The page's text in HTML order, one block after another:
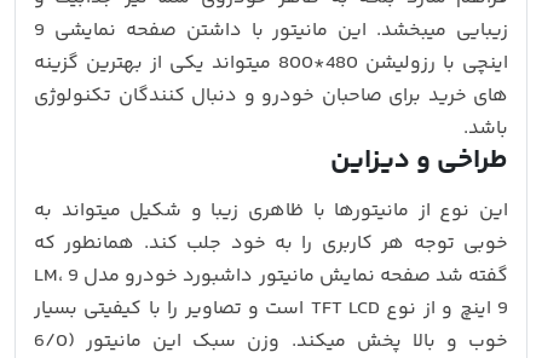
زیبایی میبخشد. این مانیتور با داشتن صفحه نمایشی 9
اینچی با رزولیشن 480*800 میتواند یکی از بهترین گزینه
های خرید برای صاحبان خودرو و دنبال کنندگان تکنولوژی
باشد.
طراخی و دیزاین
این نوع از مانیتورها با ظاهری زیبا و شکیل میتواند به
خوبی توجه هر کاربری را به خود جلب کند. همانطور که
گفته شد صفحه نمایش مانیتور داشبورد خودرو مدل 9 LM،
9 اینچ و از نوع TFT LCD است و تصاویر را با کیفیتی بسیار
خوب و بالا پخش میکند. وزن سبک این مانیتور (6/0